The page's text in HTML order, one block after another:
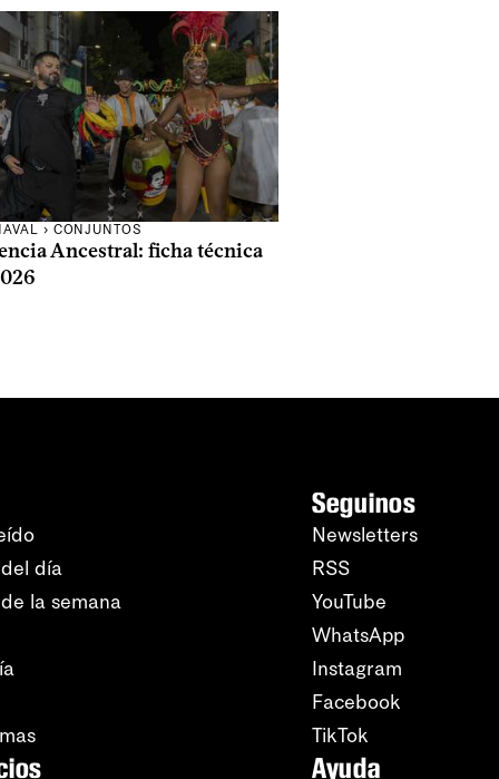
› CONJUNTOS
Ancestral: ficha técnica
día
la semana
Seguinos
Newsletters
RSS
YouTube
WhatsApp
Instagram
Facebook
TikTok
Ayuda